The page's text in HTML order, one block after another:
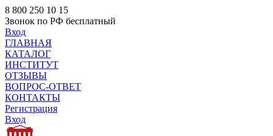
8 800 250 10 15
Звонок по РФ бесплатный
Вход
ГЛАВНАЯ
КАТАЛОГ
ИНСТИТУТ
ОТЗЫВЫ
ВОПРОС-ОТВЕТ
КОНТАКТЫ
Регистрация
Вход